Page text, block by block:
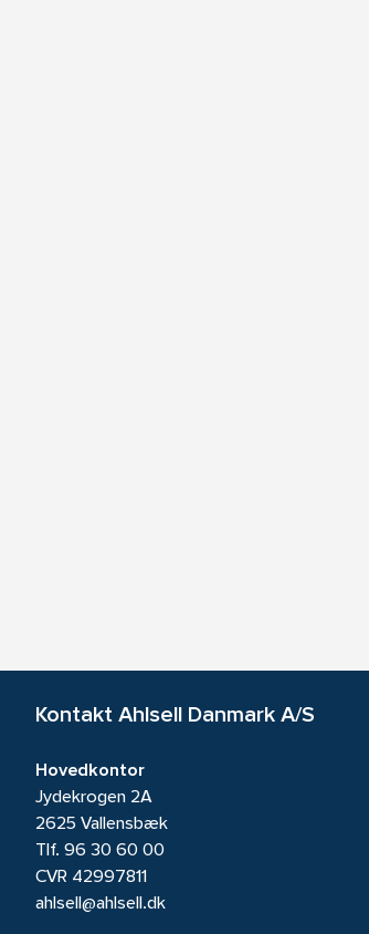
Kontakt Ahlsell Danmark A/S
Hovedkontor
Jydekrogen 2A
2625 Vallensbæk
Tlf. 96 30 60 00
CVR 42997811
ahlsell@ahlsell.dk